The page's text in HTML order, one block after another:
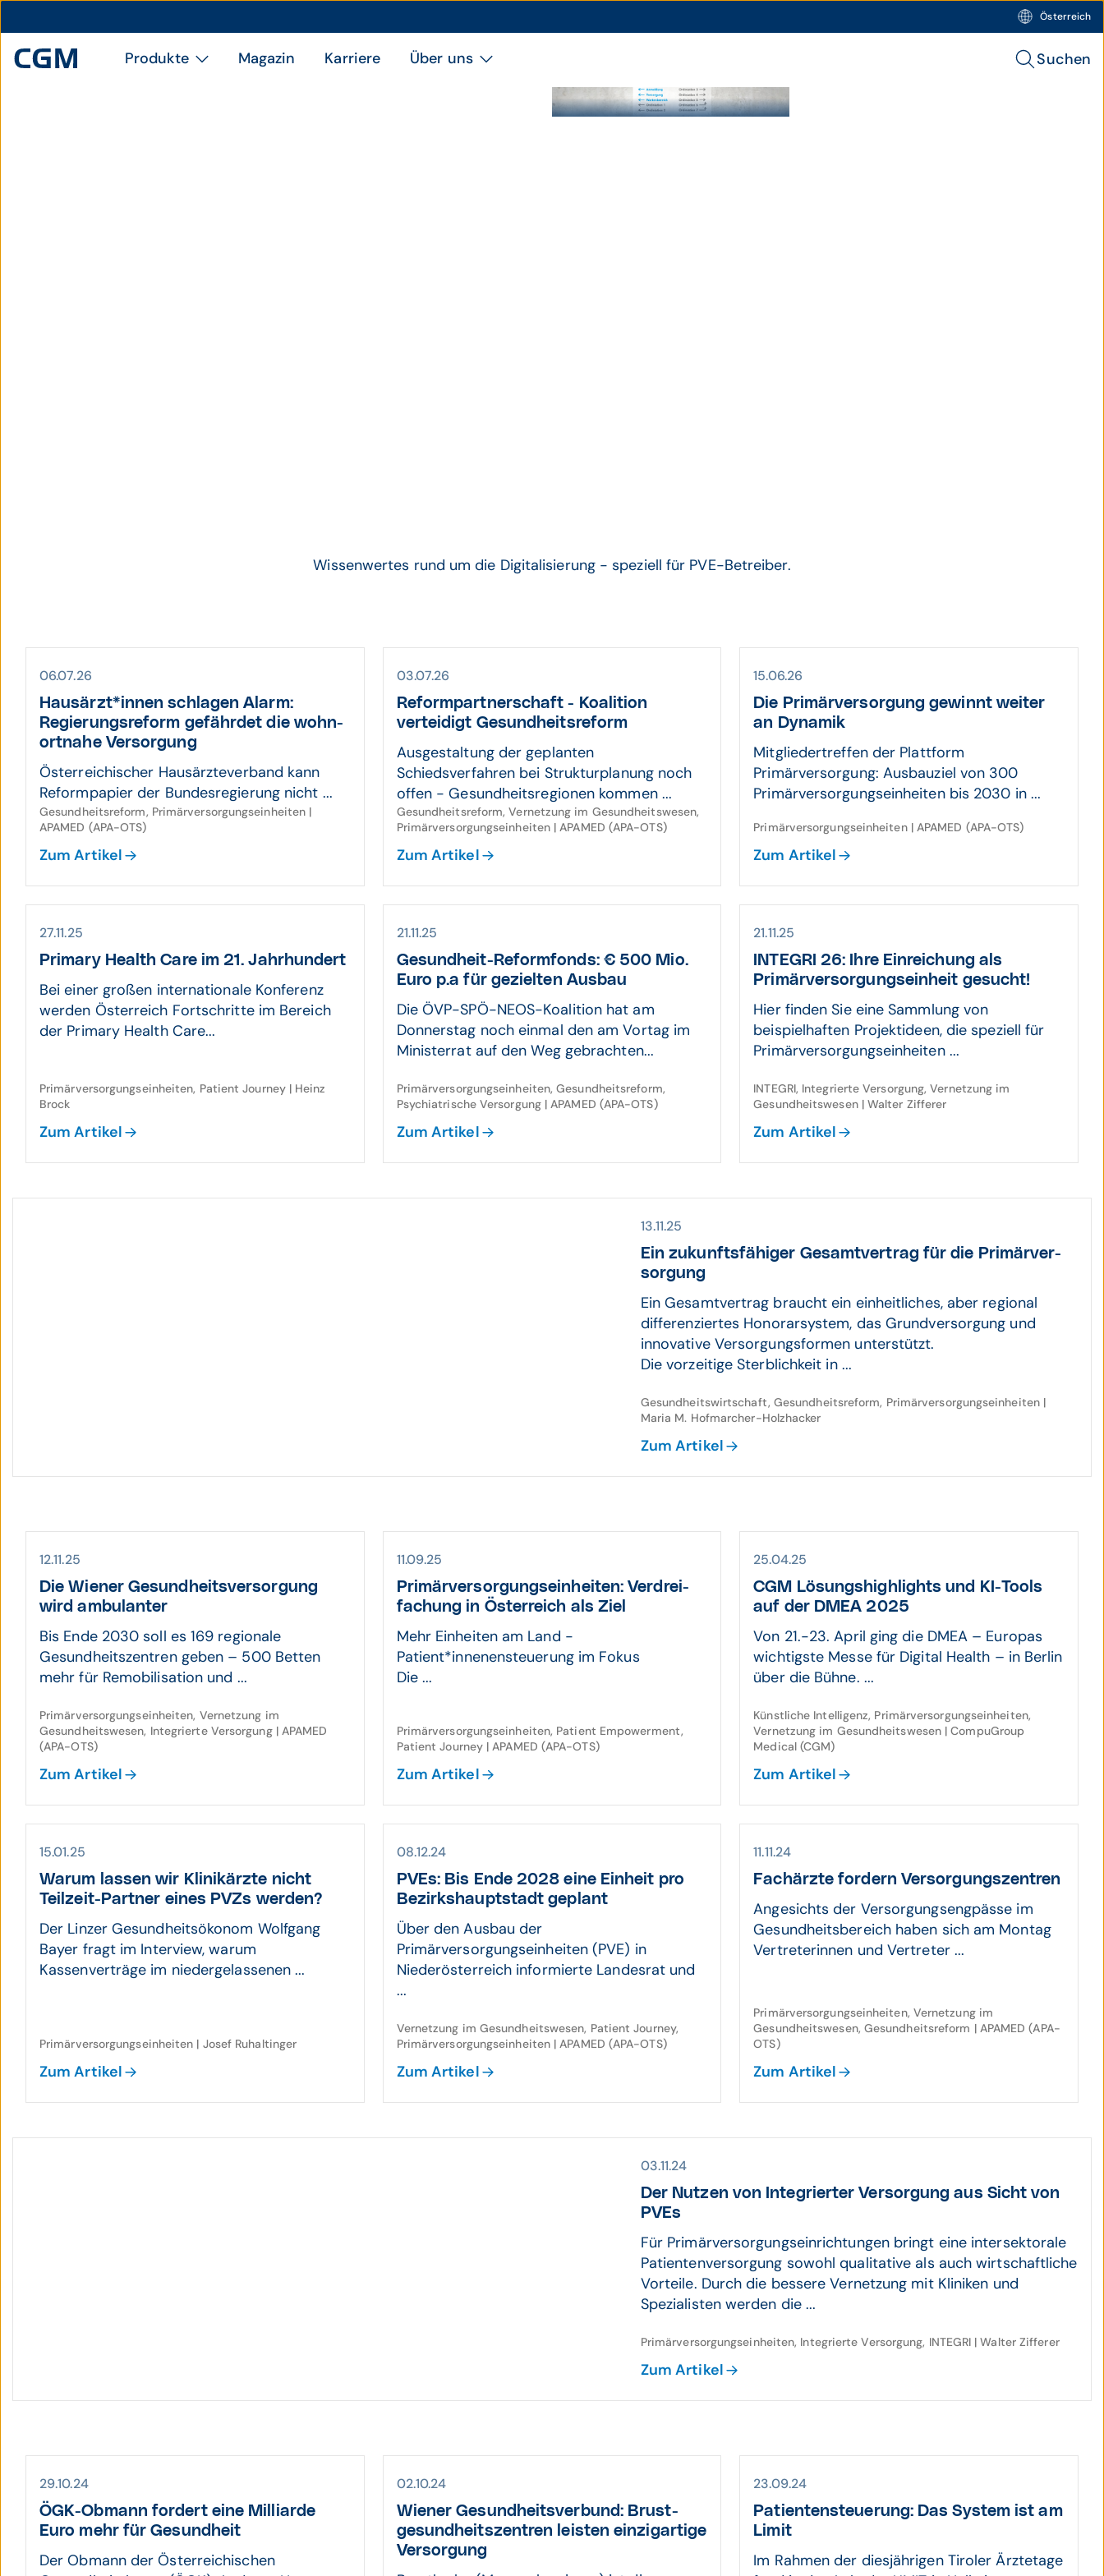
Österreich
Produkte Magazin Karriere Über uns Suchen
Türschild Primärversorgungszentrum
Wissenwertes rund um die Digitalisierung - speziell für PVE-Betreiber.
06.07.26
Hausärzt*­innen schlagen Alarm:
Regierungs­reform gefährdet die wohn­
ort­nahe Ver­sorgung
Österreichischer Hausärzteverband kann
Reformpapier der Bundesregierung nicht ...
Gesundheitsreform, Primärversorgungseinheiten |
APAMED (APA-OTS)
Zum Artikel
03.07.26
Reform­partner­schaft - Koalition
verteidigt Gesund­heits­reform
Ausgestaltung der geplanten
Schiedsverfahren bei Strukturplanung noch
offen - Gesundheitsregionen kommen ...
Gesundheitsreform, Vernetzung im Gesundheitswesen,
Primärversorgungseinheiten | APAMED (APA-OTS)
Zum Artikel
15.06.26
Die Primär­ver­sor­gung gewinnt weiter
an Dynamik
Mitgliedertreffen der Plattform
Primärversorgung: Ausbauziel von 300
Primärversorgungseinheiten bis 2030 in ...
Primärversorgungseinheiten | APAMED (APA-OTS)
Zum Artikel
27.11.25
Primary Health Care im 21. Jahr­hundert
Bei einer großen internationale Konferenz
werden Österreich Fortschritte im Bereich
der Primary Health Care...
Primärversorgungseinheiten, Patient Journey | Heinz
Brock
Zum Artikel
21.11.25
Gesund­heit-Reform­fonds: € 500 Mio.
Euro p.a für gezielten Ausbau
Die ÖVP-SPÖ-NEOS-Koalition hat am
Donnerstag noch einmal den am Vortag im
Ministerrat auf den Weg gebrachten...
Primärversorgungseinheiten, Gesundheitsreform,
Psychiatrische Versorgung | APAMED (APA-OTS)
Zum Artikel
21.11.25
INTEGRI 26: Ihre Ein­rei­chung als
Primär­ver­sorgungs­einheit gesucht!
Hier finden Sie eine Sammlung von
beispielhaften Projektideen, die speziell für
Primärversorgungseinheiten ...
INTEGRI, Integrierte Versorgung, Vernetzung im
Gesundheitswesen | Walter Zifferer
Zum Artikel
13.11.25
Ein zukunfts­fähiger Gesamt­vertrag für die Primär­ver­
sorgung
Ein Gesamtvertrag braucht ein einheitliches, aber regional
differenziertes Honorarsystem, das Grundversorgung und
innovative Versorgungsformen unterstützt.
Die vorzeitige Sterblichkeit in ...
Gesundheitswirtschaft, Gesundheitsreform, Primärversorgungseinheiten |
Maria M. Hofmarcher-Holzhacker
Zum Artikel
12.11.25
Die Wiener Gesund­heits­ver­sorgung
wird ambu­lanter
Bis Ende 2030 soll es 169 regionale
Gesundheitszentren geben – 500 Betten
mehr für Remobilisation und ...
Primärversorgungseinheiten, Vernetzung im
Gesundheitswesen, Integrierte Versorgung | APAMED
(APA-OTS)
Zum Artikel
11.09.25
Primär­ver­sor­gungs­einheiten: Ver­drei­
fachung in Öster­reich als Ziel
Mehr Einheiten am Land -
Patient*innenensteuerung im Fokus
Die ...
Primärversorgungseinheiten, Patient Empowerment,
Patient Journey | APAMED (APA-OTS)
Zum Artikel
25.04.25
CGM Lösungshighlights und KI-Tools
auf der DMEA 2025
Von 21.-23. April ging die DMEA – Europas
wichtigste Messe für Digital Health – in Berlin
über die Bühne. ...
Künstliche Intelligenz, Primärversorgungseinheiten,
Vernetzung im Gesundheitswesen | CompuGroup
Medical (CGM)
Zum Artikel
15.01.25
Warum lassen wir Klinik­ärzte nicht
Teilzeit-Partner eines PVZs werden?
Der Linzer Gesundheitsökonom Wolfgang
Bayer fragt im Interview, warum
Kassenverträge im niedergelassenen ...
Primärversorgungseinheiten | Josef Ruhaltinger
Zum Artikel
08.12.24
PVEs: Bis Ende 2028 eine Einheit pro
Bezirks­haupt­stadt geplant
Über den Ausbau der
Primärversorgungseinheiten (PVE) in
Niederösterreich informierte Landesrat und
...
Vernetzung im Gesundheitswesen, Patient Journey,
Primärversorgungseinheiten | APAMED (APA-OTS)
Zum Artikel
11.11.24
Fachärzte fordern Ver­sor­gungs­zentren
Angesichts der Versorgungsengpässe im
Gesundheitsbereich haben sich am Montag
Vertreterinnen und Vertreter ...
Primärversorgungseinheiten, Vernetzung im
Gesundheitswesen, Gesundheitsreform | APAMED (APA-
OTS)
Zum Artikel
03.11.24
Der Nutzen von Inte­grierter Ver­sor­gung aus Sicht von
PVEs
Für Primärversorgungseinrichtungen bringt eine intersektorale
Patientenversorgung sowohl qualitative als auch wirtschaftliche
Vorteile. Durch die bessere Vernetzung mit Kliniken und
Spezialisten werden die ...
Primärversorgungseinheiten, Integrierte Versorgung, INTEGRI | Walter Zifferer
Zum Artikel
29.10.24
ÖGK-Obmann fordert eine Milli­arde
Euro mehr für Gesund­heit
Der Obmann der Österreichischen
02.10.24
Wiener Gesund­heits­verbund: Brust­
gesund­heits­zentren leisten einzig­artige
Ver­sor­gung
23.09.24
Patienten­steuerung: Das System ist am
Limit
Im Rahmen der diesjährigen Tiroler Ärztetage